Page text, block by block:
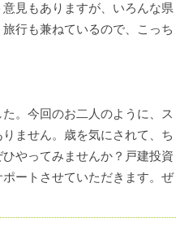
見もありますが、いろんな県
行も兼ねているので、こっち
。今回のお二人のように、ス
ません。歳を気にされて、ち
やってみませんか？戸建投資
ートさせていただきます。ぜ